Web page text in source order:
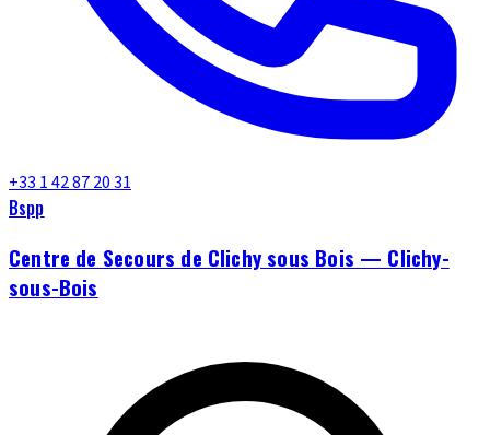
+33 1 42 87 20 31
Bspp
Centre de Secours de Clichy sous Bois — Clichy-
sous-Bois